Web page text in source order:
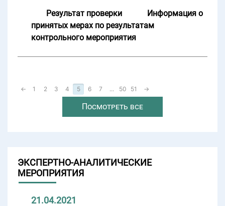
Результат проверки
Информация о
принятых мерах по результатам
контрольного мероприятия
← 1 2 3 4 5 6 7 ... 50 51 →
Посмотреть все
ЭКСПЕРТНО-АНАЛИТИЧЕСКИЕ
МЕРОПРИЯТИЯ
21.04.2021